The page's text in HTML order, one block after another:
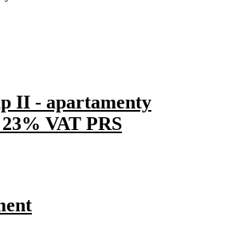
II - apartamenty
VAT PRS